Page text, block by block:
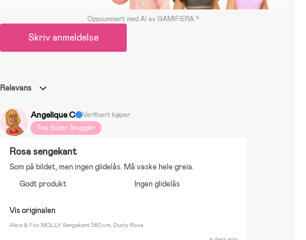
Oppsummert med AI av GAMIFIERA.®
Skriv anmeldelse
Relevans
Angelique C
Verifisert kjøper
Tiny Super Snuggler
Rosa sengekant
Som på bildet, men ingen glidelås. Må vaske hele greia.
Godt produkt
Ingen glidelås
Vis originalen
Alice & Fox MOLLY Sengekant 360 cm, Dusty Rose